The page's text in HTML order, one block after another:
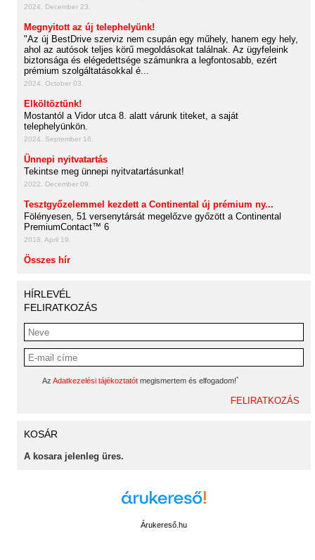
2024. December 23.
Megnyitott az új telephelyünk!
"Az új BestDrive szerviz nem csupán egy műhely, hanem egy hely,
ahol az autósok teljes körű megoldásokat találnak. Az ügyfeleink
biztonsága és elégedettsége számunkra a legfontosabb, ezért
prémium szolgáltatásokkal é...
2024. October 03.
Elköltöztünk!
Mostantól a Vidor utca 8. alatt várunk titeket, a saját
telephelyünkön.
2024. September 16.
Ünnepi nyitvatartás
Tekintse meg ünnepi nyitvatartásunkat!
2022. December 09.
Tesztgyőzelemmel kezdett a Continental új prémium ny...
Fölényesen, 51 versenytársát megelőzve győzött a Continental
PremiumContact™ 6
2018. April 19.
Összes hír
HÍRLEVÉL
FELIRATKOZÁS
Az Adatkezelési tájékoztatót megismertem és elfogadom!*
KOSÁR
A kosara jelenleg üres.
Árukereső.hu